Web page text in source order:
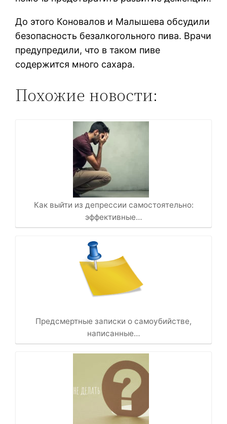
До этого Коновалов и Малышева обсудили
безопасность безалкогольного пива. Врачи
предупредили, что в таком пиве
содержится много сахара.
Похожие новости:
Как выйти из депрессии самостоятельно:
эффективные…
Предсмертные записки о самоубийстве,
написанные…